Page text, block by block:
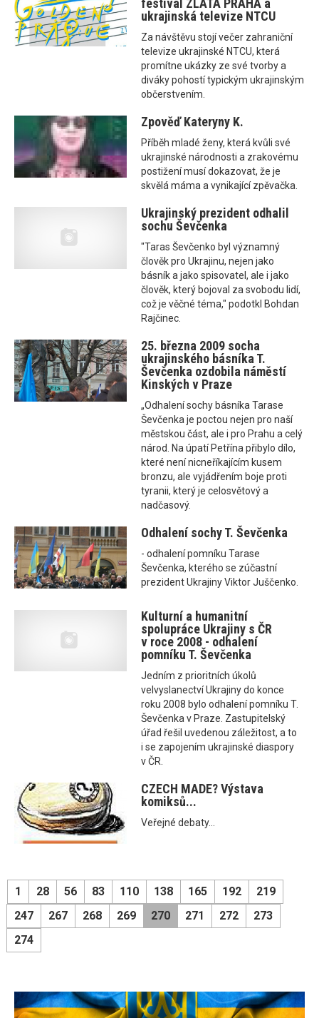
festival ZLATÁ PRAHA a
ukrajinská televize NTCU
Za návštěvu stojí večer zahraniční
televize ukrajinské NTCU, která
promítne ukázky ze své tvorby a
diváky pohostí typickým ukrajinským
občerstvením.
Zpověď Kateryny K.
Příběh mladé ženy, která kvůli své
ukrajinské národnosti a zrakovému
postižení musí dokazovat, že je
skvělá máma a vynikající zpěvačka.
Ukrajinský prezident odhalil
sochu Ševčenka
"Taras Ševčenko byl významný
člověk pro Ukrajinu, nejen jako
básník a jako spisovatel, ale i jako
člověk, který bojoval za svobodu lidí,
což je věčné téma," podotkl Bohdan
Rajčinec.
25. března 2009 socha
ukrajinského básníka T.
Ševčenka ozdobila náměstí
Kinských v Praze
„Odhalení sochy básníka Tarase
Ševčenka je poctou nejen pro naší
městskou část, ale i pro Prahu a celý
národ. Na úpatí Petřína přibylo dílo,
které není nicneříkajícím kusem
bronzu, ale vyjádřením boje proti
tyranii, který je celosvětový a
nadčasový.
Odhalení sochy T. Ševčenka
- odhalení pomníku Tarase
Ševčenka, kterého se zúčastní
prezident Ukrajiny Viktor Juščenko.
Kulturní a humanitní
spolupráce Ukrajiny s ČR
v roce 2008 - odhalení
pomníku T. Ševčenka
Jedním z prioritních úkolů
velvyslanectví Ukrajiny do konce
roku 2008 bylo odhalení pomníku T.
Ševčenka v Praze. Zastupitelský
úřad řešil uvedenou záležitost, a to
i se zapojením ukrajinské diaspory
v ČR.
CZECH MADE? Výstava
komiksů...
Veřejné debaty...
1 28 56 83 110 138 165 192
219
247
267 268 269 270 271 272
273
274